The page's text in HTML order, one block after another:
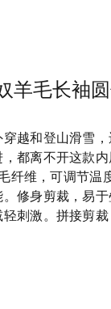
羊毛长袖
越和登山滑雪
都离不开这款
纤维，可调节温
修身剪裁，易
刺激。拼接剪裁